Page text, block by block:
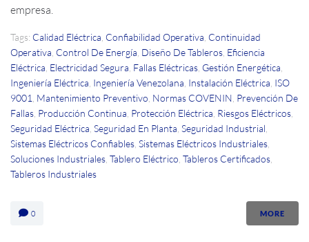
empresa.
Tags: Calidad Eléctrica Confiabilidad Operativa Continuidad
Operativa Control De Energía Diseño De Tableros Eficiencia
Eléctrica Electricidad Segura Fallas Eléctricas Gestión Energética
Ingeniería Eléctrica Ingeniería Venezolana Instalación Eléctrica ISO
9001 Mantenimiento Preventivo Normas COVENIN Prevención De
Fallas Producción Continua Protección Eléctrica Riesgos Eléctricos
Seguridad Eléctrica Seguridad En Planta Seguridad Industrial
Sistemas Eléctricos Confiables Sistemas Eléctricos Industriales
Soluciones Industriales Tablero Eléctrico Tableros Certificados
Tableros Industriales
0 MORE